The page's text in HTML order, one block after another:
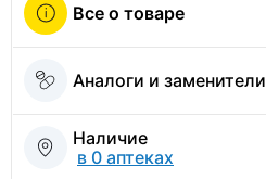
Все о товаре
Аналоги и заменители
Наличие
в 0 аптеках